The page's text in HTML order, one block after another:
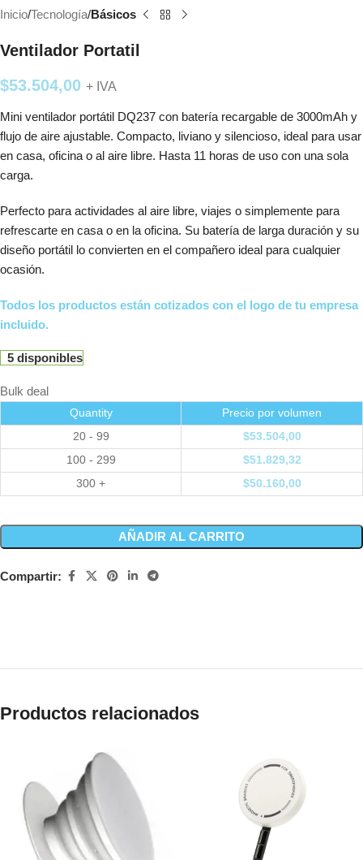
Inicio Tecnología Básicos
Ventilador Portatil
$53.504,00 + IVA
Mini ventilador portátil DQ237 con batería recargable de 3000mAh y
flujo de aire ajustable. Compacto, liviano y silencioso, ideal para usar
en casa, oficina o al aire libre. Hasta 11 horas de uso con una sola
carga.
Perfecto para actividades al aire libre, viajes o simplemente para
refrescarte en casa o en la oficina. Su batería de larga duración y su
diseño portátil lo convierten en el compañero ideal para cualquier
ocasión.
Todos los productos están cotizados con el logo de tu empresa
incluido.
5 disponibles
Bulk deal
Quantity
Precio por volumen
20 - 99
$53.504,00
100 - 299
$51.829,32
300 +
$50.160,00
AÑADIR AL CARRITO
Compartir:
Productos relacionados